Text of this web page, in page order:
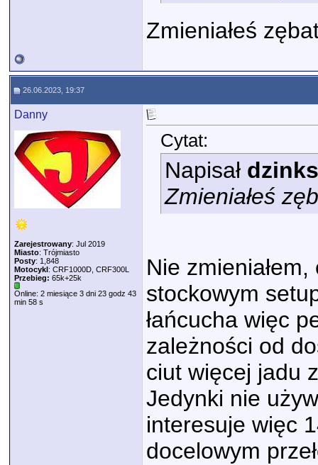
Zmieniałeś
26.06.2023, 19:37
Danny
Zarejestrowany: Jul 2019
Miasto: Trójmiasto
Posty: 1,848
Motocykl: CRF1000D, CRF300L
Przebieg: 65k+25k
Online: 2 miesiące 3 dni 23 godz 43
min 58 s
Cytat:
Napisał dzinks
Zmieniałeś
Nie
stockowym
łańcucha więc
zależności od
ciut więcej jadu
Jedynki nie
interesuje więc
docelowym